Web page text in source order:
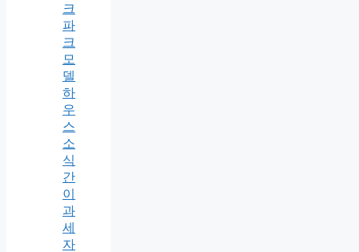
크
파
크
모
델
하
우
스
소
식
간
이
과
세
자